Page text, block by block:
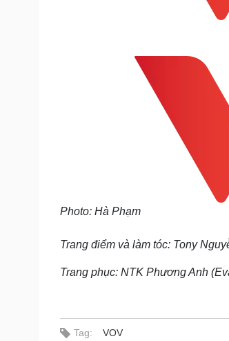
Photo: Hà Phạm
Trang điểm và làm tóc: Tony
Trang phục: NTK Phương Anh
Tag: VOV